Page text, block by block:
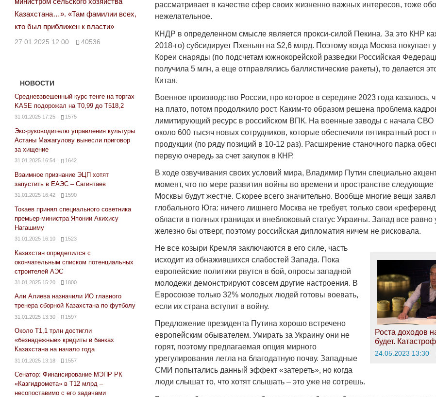
рассматривает в качестве сфер своих жизненно важных интересов, тоже
нежелательное.
КНДР в определенном смысле является прокси-силой Пекина. За это КНР
2018-го) субсидирует Пхеньян на $2,6 млрд. Поэтому когда Москва покупает
Кореи снаряды (по подсчетам южнокорейской разведки Российская
получила 5 млн, а еще отправлялись баллистические ракеты), то делается
Китая.
Военное производство России, про которое в середине 2023 года казалось,
на плато, потом продолжило рост. Каким-то образом решена проблема
лимитирующий ресурс в российском ВПК. На военные заводы с начала СВО
около 600 тысяч новых сотрудников, которые обеспечили пятикратный рост
продукции (по ряду позиций в 10-12 раз). Расширение станочного парка
первую очередь за счет закупок в КНР.
В ходе озвучивания своих условий мира, Владимир Путин специально
момент, что по мере развития войны во времени и пространстве следующие
Москвы будут жестче. Скорее всего значительно. Вообще многие вещи
глобального Юга: ничего лишнего Москва не требует, только свои
области в полных границах и внеблоковый статус Украины. Запад все равно
железно бы отверг, поэтому российская дипломатия ничем не рисковала.
Роста доходов
будет.
24.05.2023 13:30
Не все козыри Кремля заключаются в его силе, часть
исходит из обнажившихся слабостей Запада. Пока
европейские политики рвутся в бой, опросы западной
молодежи демонстрируют совсем другие настроения. В
Евросоюзе только 32% молодых людей готовы воевать,
если их страна вступит в войну.
Предложение президента Путина хорошо встречено
европейским обывателем. Умирать за Украину они не
горят, поэтому предлагаемая опция мирного
урегулирования легла на благодатную почву. Западные
СМИ попытались данный эффект «затереть», но когда
люди слышат то, что хотят слышать – это уже не сотрешь.
Казахстана…». «Там фамилии всех,
кто был приближен к власти»
27.01.2025 12:00 40536
НОВОСТИ
Средневзвешенный курс тенге на торгах
KASE подорожал на Т0,99 до Т518,2
31.01.2025 17:25 1575
Экс-руководителю управления культуры
Астаны Мажагулову вынесли приговор
за хищение
31.01.2025 16:54 1642
Взаимное признание ЭЦП хотят
запустить в ЕАЭС – Сагинтаев
31.01.2025 16:42 1590
Токаев принял специального советника
премьер-министра Японии Акихису
Нагашиму
31.01.2025 16:10 1523
Казахстан определился с
окончательным списком потенциальных
строителей АЭС
31.01.2025 15:20 1800
Али Алиева назначили ИО главного
тренера сборной Казахстана по футболу
31.01.2025 13:30 1597
Около Т1,1 трлн достигли
«безнадежные» кредиты в банках
Казахстана на начало года
31.01.2025 13:18 1557
Сенатор: Финансирование МЭПР РК
«Казгидромета» в Т12 млрд –
несопоставимо с его задачами